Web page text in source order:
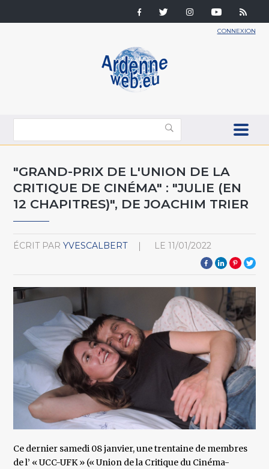
CONNEXION
"GRAND-PRIX DE L'UNION DE LA
CRITIQUE DE CINÉMA" : "JULIE (EN
12 CHAPITRES)", DE JOACHIM TRIER
ÉCRIT PAR YVESCALBERT LE 11/01/2022
Ce dernier samedi 08 janvier, une trentaine de membres
de l’ « UCC-UFK » (« Union de la Critique du Cinéma-